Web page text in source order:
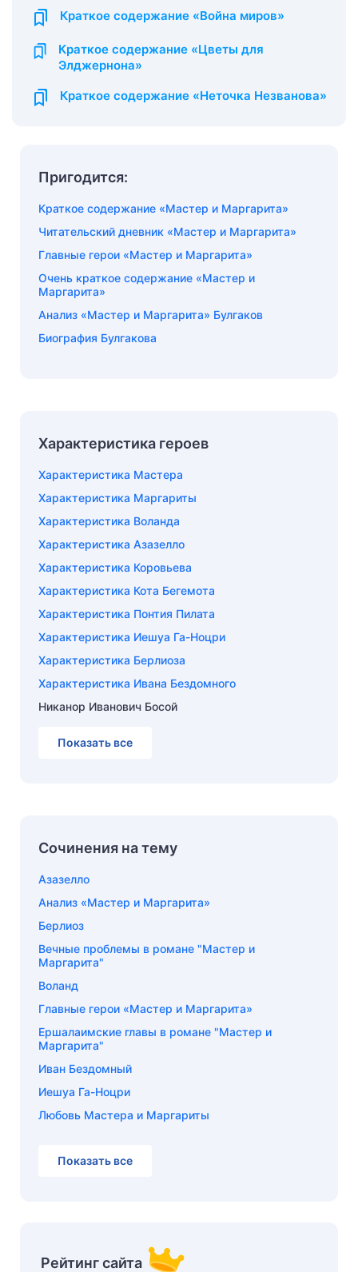
Краткое содержание «Война миров»
Краткое содержание «Цветы для
Элджернона»
Краткое содержание «Неточка Незванова»
Пригодится:
Краткое содержание «Мастер и Маргарита»
Читательский дневник «Мастер и Маргарита»
Главные герои «Мастер и Маргарита»
Очень краткое содержание «Мастер и
Маргарита»
Анализ «Мастер и Маргарита» Булгаков
Биография Булгакова
Характеристика героев
Характеристика Мастера
Характеристика Маргариты
Характеристика Воланда
Характеристика Азазелло
Характеристика Коровьева
Характеристика Кота Бегемота
Характеристика Понтия Пилата
Характеристика Иешуа Га-Ноцри
Характеристика Берлиоза
Характеристика Ивана Бездомного
Никанор Иванович Босой
Показать все
Сочинения на тему
Азазелло
Анализ «Мастер и Маргарита»
Берлиоз
Вечные проблемы в романе "Мастер и
Маргарита"
Воланд
Главные герои «Мастер и Маргарита»
Ершалаимские главы в романе "Мастер и
Маргарита"
Иван Бездомный
Иешуа Га-Ноцри
Любовь Мастера и Маргариты
Показать все
Рейтинг сайта